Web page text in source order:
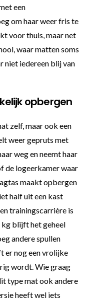
een
om haar weer fris te
voor thuis, maar net
waar matten soms
niet iedereen blij van
opbergen
zelf, maar ook een
weer gepruts met
weg en neemt haar
de logeerkamer waar
maakt opbergen
half uit een kast
trainingscarrière is
kg blijft het geheel
andere spullen
er nog een vrolijke
wordt. Wie graag
type mat ook andere
heeft wel iets